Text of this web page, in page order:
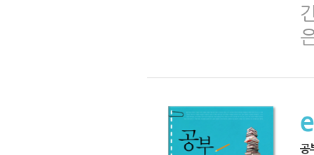
공